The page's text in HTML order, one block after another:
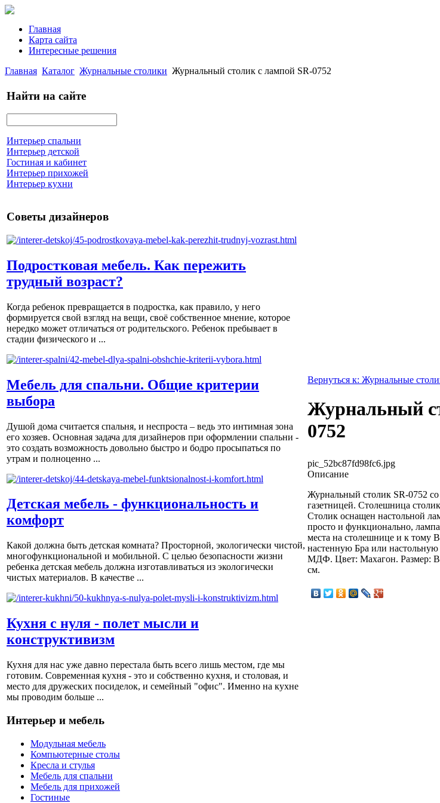
Главная
Карта сайта
Интересные решения
Главная Каталог Журнальные столики Журнальный столик с лампой SR-0752
Найти на сайте
Интерьер спальни
Интерьер детской
Гостиная и кабинет
Интерьер прихожей
Интерьер кухни
Советы дизайнеров
Подростковая мебель. Как пережить
трудный возраст?
Когда ребенок превращается в подростка, как правило, у него
формируется свой взгляд на вещи, своё собственное мнение, которое
нередко может отличаться от родительского. Ребенок пребывает в
стадии физического и ...
Мебель для спальни. Общие критерии
выбора
Душой дома считается спальня, и неспроста – ведь это интимная зона
его хозяев. Основная задача для дизайнеров при оформлении спальни -
это создать возможность довольно быстро и бодро просыпаться по
утрам и полноценно ...
Детская мебель - функциональность и
комфорт
Какой должна быть детская комната? Просторной, экологически чистой,
многофункциональной и мобильной. С целью безопасности жизни
ребенка детская мебель должна изготавливаться из экологически
чистых материалов. В качестве ...
Кухня с нуля - полет мысли и
конструктивизм
Кухня для нас уже давно перестала быть всего лишь местом, где мы
готовим. Современная кухня - это и собственно кухня, и столовая, и
место для дружеских посиделок, и семейный "офис". Именно на кухне
мы проводим больше ...
Интерьер и мебель
Модульная мебель
Компьютерные столы
Кресла и стулья
Мебель для спальни
Мебель для прихожей
Гостиные
Вернуться к: Журнальные
Журнальный
0752
pic_52bc87fd98fc6.jpg
Описание
Журнальный столик SR-0752
газетницей. Столешница
Столик оснащен настольной
просто и функционально, лампа
места на столешнице и к тому
настенную Бра или
МДФ. Цвет: Махагон. Размер:
см.